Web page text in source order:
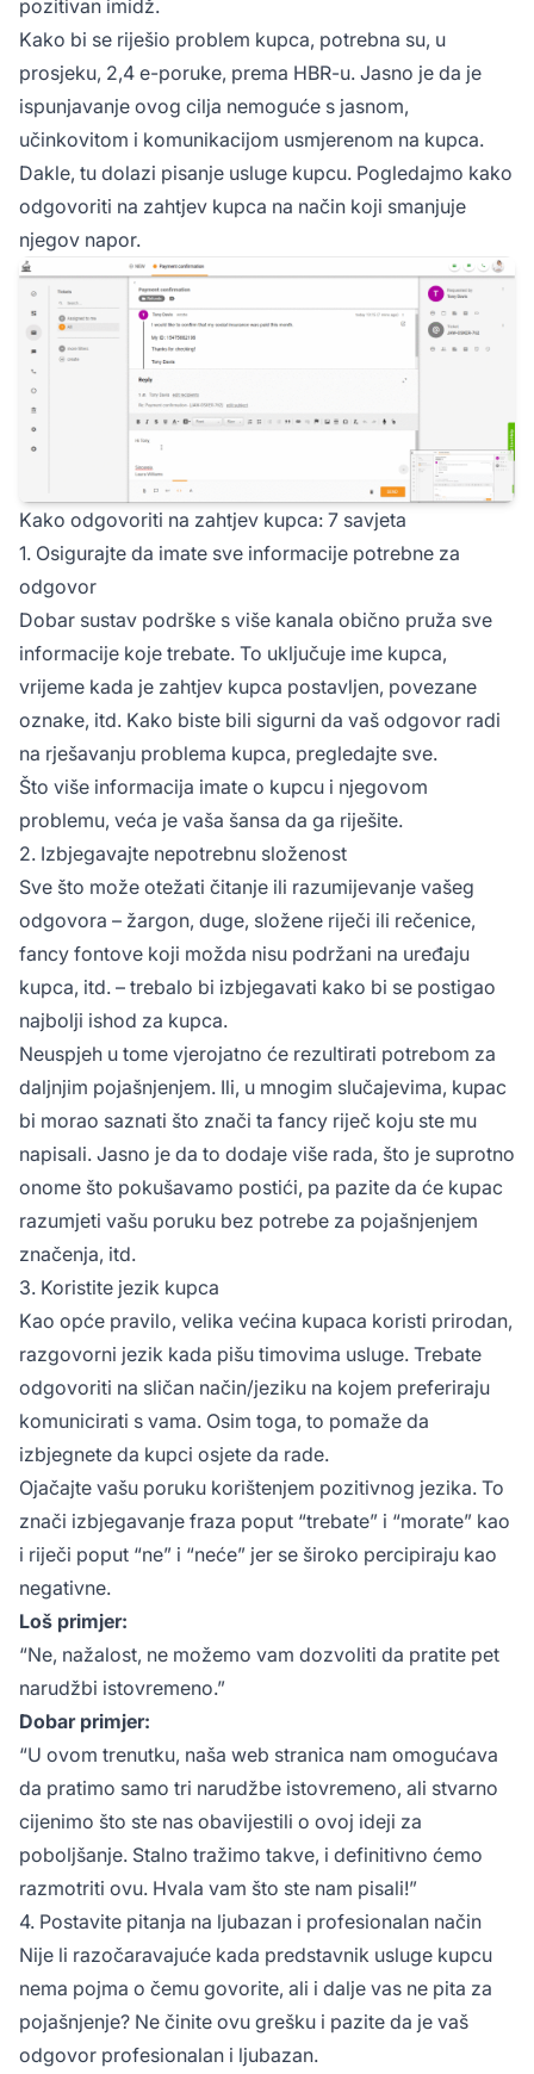
pozitivan imidž.
Kako bi se riješio problem kupca, potrebna su, u
prosjeku, 2,4 e-poruke, prema HBR-u. Jasno je da je
ispunjavanje ovog cilja nemoguće s jasnom,
učinkovitom i komunikacijom usmjerenom na kupca.
Dakle, tu dolazi pisanje usluge kupcu. Pogledajmo kako
odgovoriti na zahtjev kupca na način koji smanjuje
njegov napor.
Kako odgovoriti na zahtjev kupca: 7 savjeta
1. Osigurajte da imate sve informacije potrebne za
odgovor
Dobar sustav podrške s više kanala obično pruža sve
informacije koje trebate. To uključuje ime kupca,
vrijeme kada je zahtjev kupca postavljen, povezane
oznake, itd. Kako biste bili sigurni da vaš odgovor radi
na rješavanju problema kupca, pregledajte sve.
Što više informacija imate o kupcu i njegovom
problemu, veća je vaša šansa da ga riješite.
2. Izbjegavajte nepotrebnu složenost
Sve što može otežati čitanje ili razumijevanje vašeg
odgovora – žargon, duge, složene riječi ili rečenice,
fancy fontove koji možda nisu podržani na uređaju
kupca, itd. – trebalo bi izbjegavati kako bi se postigao
najbolji ishod za kupca.
Neuspjeh u tome vjerojatno će rezultirati potrebom za
daljnjim pojašnjenjem. Ili, u mnogim slučajevima, kupac
bi morao saznati što znači ta fancy riječ koju ste mu
napisali. Jasno je da to dodaje više rada, što je suprotno
onome što pokušavamo postići, pa pazite da će kupac
razumjeti vašu poruku bez potrebe za pojašnjenjem
značenja, itd.
3. Koristite jezik kupca
Kao opće pravilo, velika većina kupaca koristi prirodan,
razgovorni jezik kada pišu timovima usluge. Trebate
odgovoriti na sličan način/jeziku na kojem preferiraju
komunicirati s vama. Osim toga, to pomaže da
izbjegnete da kupci osjete da rade.
Ojačajte vašu poruku korištenjem pozitivnog jezika. To
znači izbjegavanje fraza poput “trebate” i “morate” kao
i riječi poput “ne” i “neće” jer se široko percipiraju kao
negativne.
Loš primjer:
“Ne, nažalost, ne možemo vam dozvoliti da pratite pet
narudžbi istovremeno.”
Dobar primjer:
“U ovom trenutku, naša web stranica nam omogućava
da pratimo samo tri narudžbe istovremeno, ali stvarno
cijenimo što ste nas obavijestili o ovoj ideji za
poboljšanje. Stalno tražimo takve, i definitivno ćemo
razmotriti ovu. Hvala vam što ste nam pisali!”
4. Postavite pitanja na ljubazan i profesionalan način
Nije li razočaravajuće kada predstavnik usluge kupcu
nema pojma o čemu govorite, ali i dalje vas ne pita za
pojašnjenje? Ne činite ovu grešku i pazite da je vaš
odgovor profesionalan i ljubazan.